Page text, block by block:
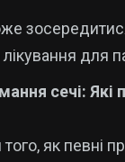
для
сечі:
як певні